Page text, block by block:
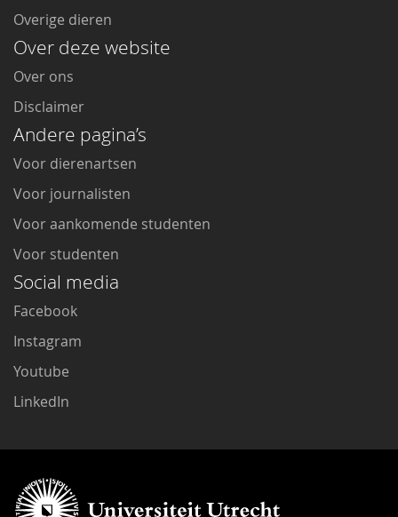
Overige dieren
Over deze website
Over ons
Disclaimer
Andere pagina’s
Voor dierenartsen
Voor journalisten
Voor aankomende studenten
Voor studenten
Social media
Facebook
Instagram
Youtube
LinkedIn